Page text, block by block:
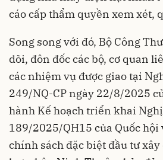
cáo cấp thẩm quyền xem xét,
Song song với đó, Bộ Công
dõi, đôn đốc các bộ, cơ quan
các nhiệm vụ được giao tại
249/NQ-CP ngày 22/8/2025
hành Kế hoạch triển khai
189/2025/QH15 của Quốc hội
chính sách đặc biệt đầu tư